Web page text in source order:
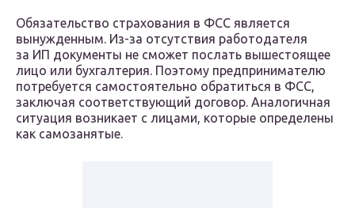
Обязательство страхования в ФСС является
вынужденным. Из-за отсутствия работодателя
за ИП документы не сможет послать вышестоящее
лицо или бухгалтерия. Поэтому предпринимателю
потребуется самостоятельно обратиться в ФСС,
заключая соответствующий договор. Аналогичная
ситуация возникает с лицами, которые определены
как самозанятые.